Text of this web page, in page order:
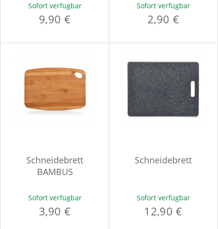
Sofort verfügbar
9,90 €
Sofort verfügbar
2,90 €
Schneidebrett
BAMBUS
Sofort verfügbar
3,90 €
Schneidebrett
Sofort verfügbar
12,90 €